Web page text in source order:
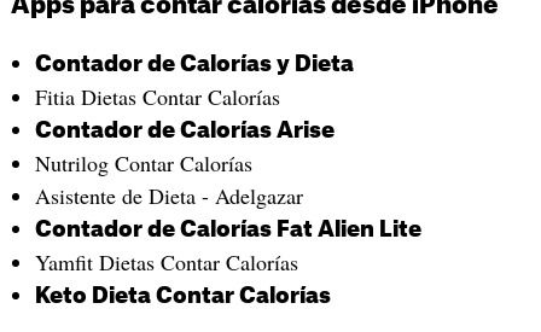
Apps para contar calorías desde iPhone
Contador de Calorías y Dieta
Fitia Dietas Contar Calorías
Contador de Calorías Arise
Nutrilog Contar Calorías
Asistente de Dieta - Adelgazar
Contador de Calorías Fat Alien Lite
Yamfit Dietas Contar Calorías
Keto Dieta Contar Calorías